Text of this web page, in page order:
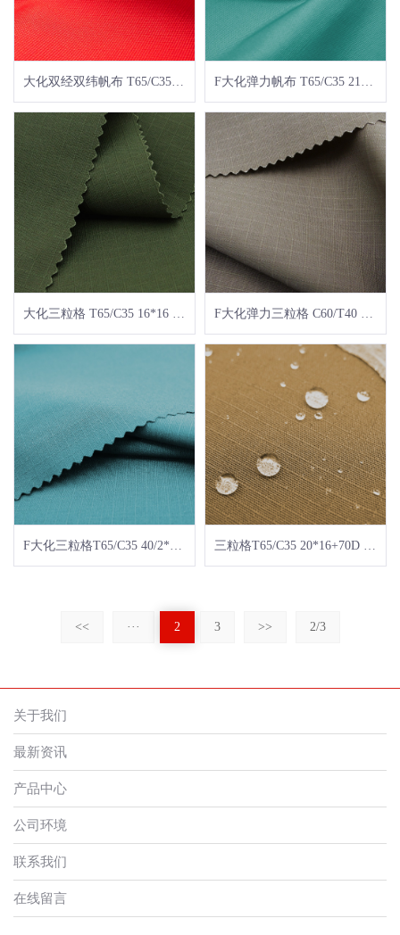
大化双经双纬帆布 T65/C35 21+21*16+70D+16+70D F大化弹力帆布 T65/C35 21*16+70D 104*49
大化三粒格 T65/C35 16*16 108*56 F大化弹力三粒格 C60/T40 16*16+70D 74*60
F大化三粒格T65/C35 40/2*32/2+10/2 100*53 三粒格T65/C35 20*16+70D 78*56
<< ··· 2 3 >> 2/3
关于我们
最新资讯
产品中心
公司环境
联系我们
在线留言